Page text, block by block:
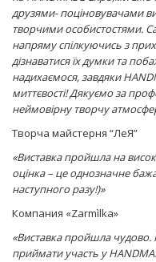
друзями- поціновувачами
творчими особистостями.
напряму спілкуючись з
дізнаватися їх думки та
надихаємося, завдяки
миттєвості! Дякуємо за
неймовірну творчу
Творча майстерня “ЛеЯ”
«Виставка пройшла на
оцінка – це однозначне
наступного разу!)»
Компания «Zarmìlka»
«Виставка пройшла
приймати участь у